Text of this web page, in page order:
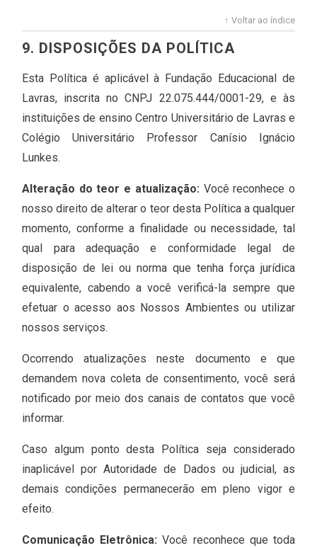
↑ Voltar ao índice
9. DISPOSIÇÕES DA POLÍTICA
Esta Política é aplicável à Fundação Educacional de
Lavras, inscrita no CNPJ 22.075.444/0001-29, e às
instituições de ensino Centro Universitário de Lavras e
Colégio Universitário Professor Canísio Ignácio
Lunkes.
Alteração do teor e atualização: Você reconhece o
nosso direito de alterar o teor desta Política a qualquer
momento, conforme a finalidade ou necessidade, tal
qual para adequação e conformidade legal de
disposição de lei ou norma que tenha força jurídica
equivalente, cabendo a você verificá-la sempre que
efetuar o acesso aos Nossos Ambientes ou utilizar
nossos serviços.
Ocorrendo atualizações neste documento e que
demandem nova coleta de consentimento, você será
notificado por meio dos canais de contatos que você
informar.
Caso algum ponto desta Política seja considerado
inaplicável por Autoridade de Dados ou judicial, as
demais condições permanecerão em pleno vigor e
efeito.
Comunicação Eletrônica: Você reconhece que toda